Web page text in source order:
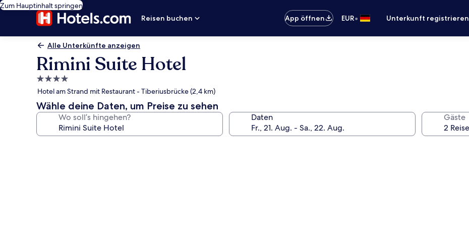
Zum Hauptinhalt springen
Reisen buchen
App öffnen EUR• Unterkunft registrieren
Alle Unterkünfte anzeigen
Rimini Suite Hotel
4.0-
Sterne-
Unterkunft
Hotel am Strand mit Restaurant - Tiberiusbrücke (2,4 km)
Wähle deine Daten, um Preise zu sehen
Wo soll’s hingehen? Daten Gäste